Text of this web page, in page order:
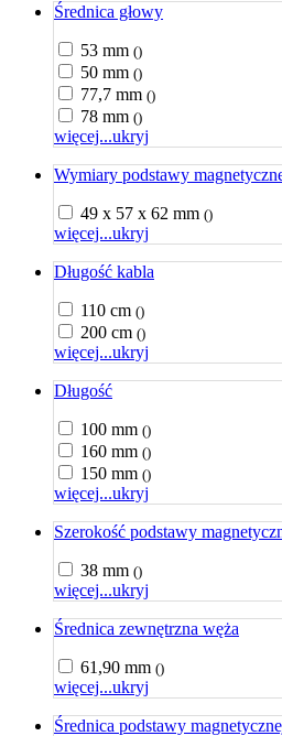
Średnica głowy
53 mm ()
50 mm ()
77,7 mm ()
78 mm ()
więcej...ukryj
Wymiary podstawy
49 x 57 x 62 mm ()
więcej...ukryj
Długość kabla
110 cm ()
200 cm ()
więcej...ukryj
Długość
100 mm ()
160 mm ()
150 mm ()
więcej...ukryj
Szerokość podstawy
38 mm ()
więcej...ukryj
Średnica zewnętrzna węża
61,90 mm ()
więcej...ukryj
Średnica podstawy